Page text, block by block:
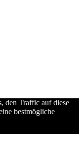
den Traffic auf diese
bestmögliche